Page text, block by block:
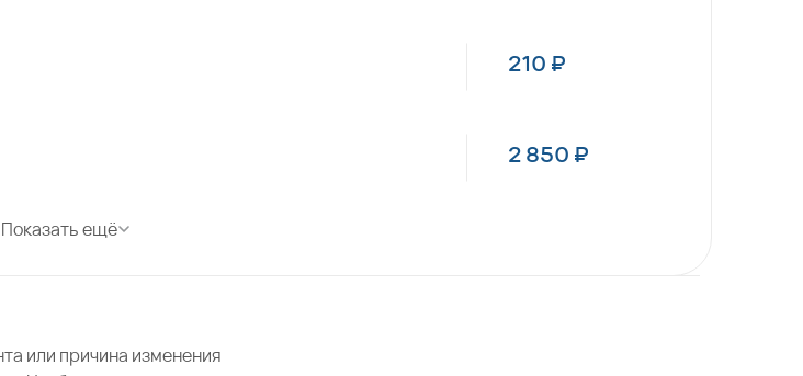
210 ₽
2 850 ₽
Показать ещё
или причина изменения